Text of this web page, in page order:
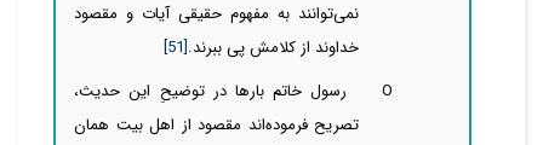
نمی‌توانند به مفهوم حقیقی آیات و مقصود
خداوند از کلامش پی ببرند.[51]
Oرسول خاتم بارها در توضیحِ این حدیث،
تصریح فرموده‌اند مقصود از اهل بیت همان